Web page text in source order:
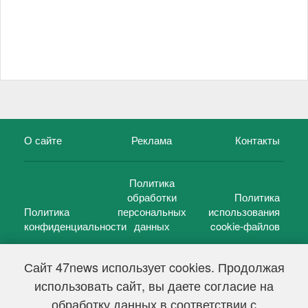
Сайт 47news использует cookies. Продолжая
использовать сайт, вы даете согласие на
обработку данных в соответствии с
О сайте Реклама Контакты
Политика
конфиденциальности
Политика
обработки
персональных
данных
Политика
использования
cookie-файлов
47 новостей (47 news)2005 — 2026 г.
Свидетельство о регистрации СМИ Эл № ФС 77-39848, выдано